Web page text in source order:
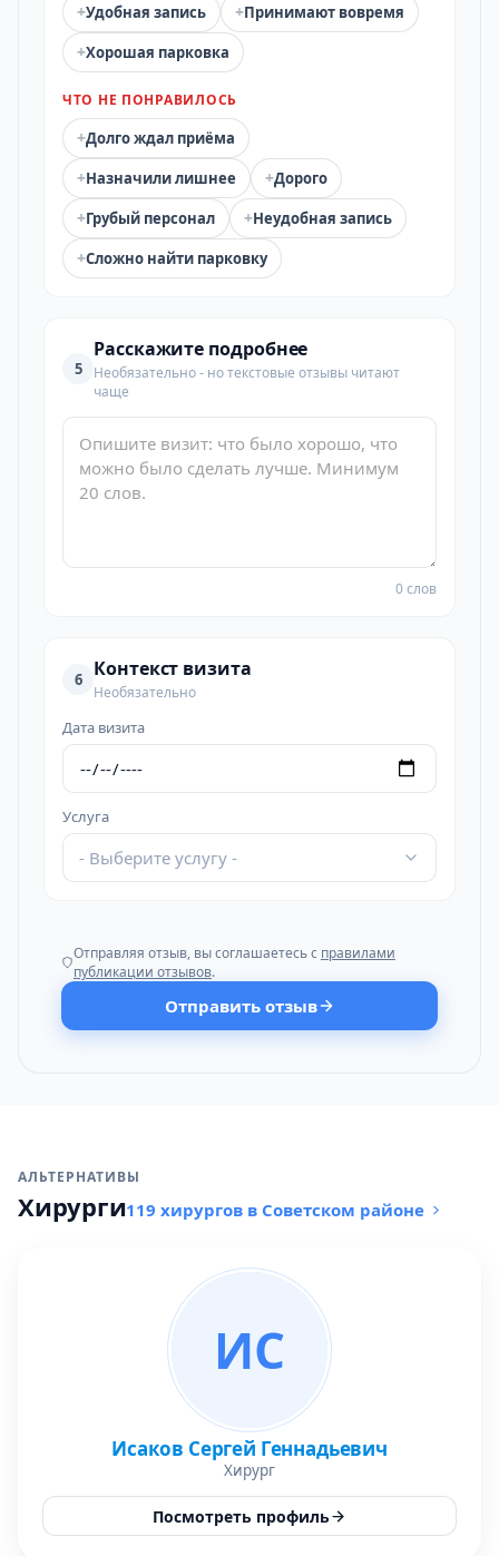
+Удобная запись +Принимают вовремя
+Хорошая парковка
ЧТО НЕ ПОНРАВИЛОСЬ
+Долго ждал приёма
+Назначили лишнее +Дорого
+Грубый персонал +Неудобная запись
+Сложно найти парковку
5
Расскажите подробнее
Необязательно - но текстовые отзывы читают
чаще
0 слов
6 Контекст визита
Необязательно
Дата визита
Услуга
- Выберите услугу -
Отправляя отзыв, вы соглашаетесь с правилами
публикации отзывов.
Отправить отзыв
АЛЬТЕРНАТИВЫ
Хирурги119 хирургов в Советском районе
ИС
Исаков Сергей Геннадьевич
Хирург
Посмотреть профиль